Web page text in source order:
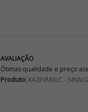
AVALIAÇÃO
Ótimas qualidade e preço
Produto:XA2EVM3LC -